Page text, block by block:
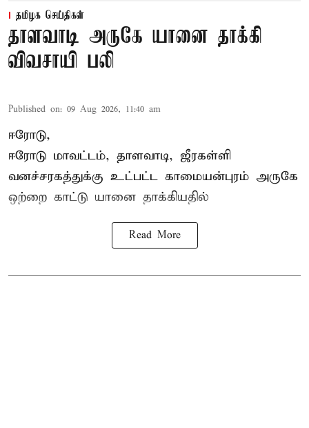
தமிழக செய்திகள்
தாளவாடி அருகே யானை தாக்கி
விவசாயி பலி
Published on: 09 Aug 2026, 11:40 am
ஈரோடு,
ஈரோடு மாவட்டம், தாளவாடி, ஜீரகள்ளி
வனச்சரகத்துக்கு உட்பட்ட காமையன்புரம் அருகே
ஒற்றை காட்டு யானை தாக்கியதில்
Read More